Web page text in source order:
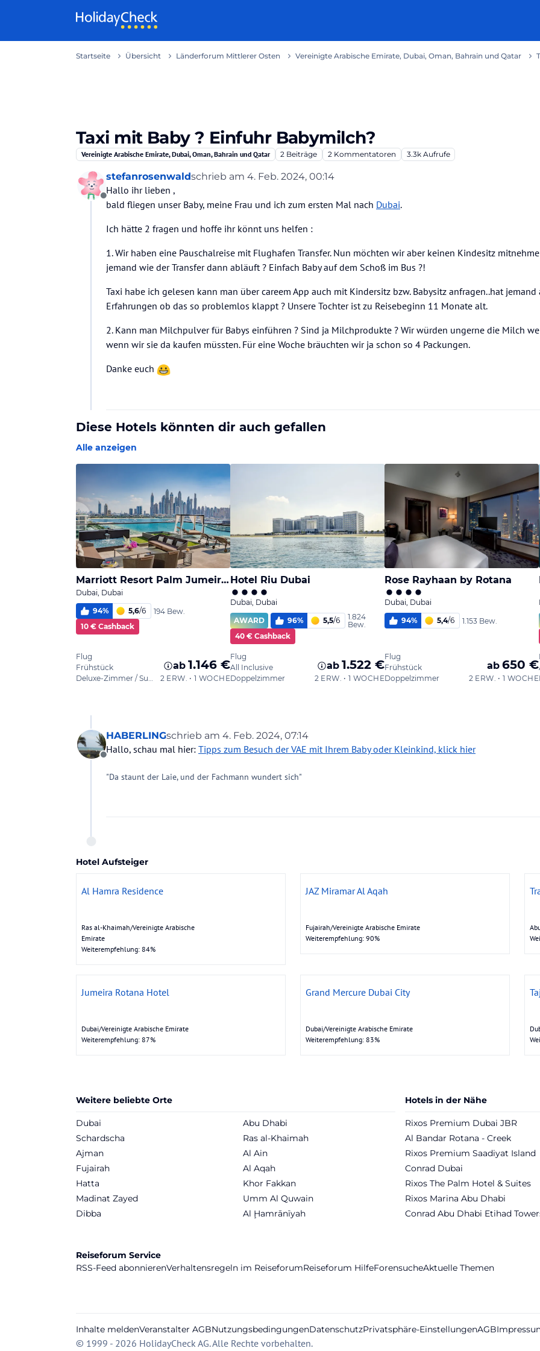
Startseite Übersicht Länderforum Mittlerer Osten Vereinigte Arabische Emirate, Dubai, Oman, Bahrain und Qatar
Taxi mit Baby ? Einfuhr Babymilch?
Vereinigte Arabische Emirate, Dubai, Oman, Bahrain und Qatar 2 Beiträge 2 Kommentatoren 3.3k Aufrufe
Offline
stefanrosenwaldschrieb am 4. Feb. 2024, 00:14
zuletzt editiert von stefanrosenwald
Hallo ihr lieben ,
bald fliegen unser Baby, meine Frau und ich zum ersten Mal nach Dubai.
Ich hätte 2 fragen und hoffe ihr könnt uns helfen :
1. Wir haben eine Pauschalreise mit Flughafen Transfer. Nun möchten wir aber keinen Kindesitz
jemand wie der Transfer dann abläuft ? Einfach Baby auf dem Schoß im Bus ?!
Taxi habe ich gelesen kann man über careem App auch mit Kindersitz bzw. Babysitz anfragen..hat
Erfahrungen ob das so problemlos klappt ? Unsere Tochter ist zu Reisebeginn 11 Monate alt.
2. Kann man Milchpulver für Babys einführen ? Sind ja Milchprodukte ? Wir würden ungerne die Milch
wenn wir sie da kaufen müssten. Für eine Woche bräuchten wir ja schon so 4 Packungen.
Danke euch
Offline
HABERLINGschrieb am 4. Feb. 2024, 07:14
zuletzt editiert von HABERLING
Hallo, schau mal hier: Tipps zum Besuch der VAE mit Ihrem Baby oder Kleinkind, klick hier
"Da staunt der Laie, und der Fachmann wundert sich"
Hotel Aufsteiger
Al Hamra Residence
Ras al-Khaimah/Vereinigte Arabische
Emirate
Weiterempfehlung: 84%
JAZ Miramar Al Aqah
Fujairah/Vereinigte Arabische Emirate
Weiterempfehlung: 90%
Jumeira Rotana Hotel
Dubai/Vereinigte Arabische Emirate
Weiterempfehlung: 87%
Grand Mercure Dubai City
Dubai/Vereinigte Arabische Emirate
Weiterempfehlung: 83%
Weitere beliebte Orte
Dubai
Abu Dhabi
Schardscha
Ras al-Khaimah
Ajman
Al Ain
Fujairah
Al Aqah
Hatta
Khor Fakkan
Madinat Zayed
Umm Al Quwain
Dibba
Al Ḩamrānīyah
Hotels in der Nähe
Rixos Premium Dubai JBR
Al Bandar Rotana - Creek
Rixos Premium Saadiyat Island
Conrad Dubai
Rixos The Palm Hotel & Suites
Rixos Marina Abu Dhabi
Conrad Abu Dhabi Etihad
Reiseforum Service
RSS-Feed abonnierenVerhaltensregeln im ReiseforumReiseforum HilfeForensucheAktuelle Themen
Inhalte meldenVeranstalter AGBNutzungsbedingungenDatenschutzPrivatsphäre-EinstellungenAGB
© 1999 - 2026 HolidayCheck AG. Alle Rechte vorbehalten.